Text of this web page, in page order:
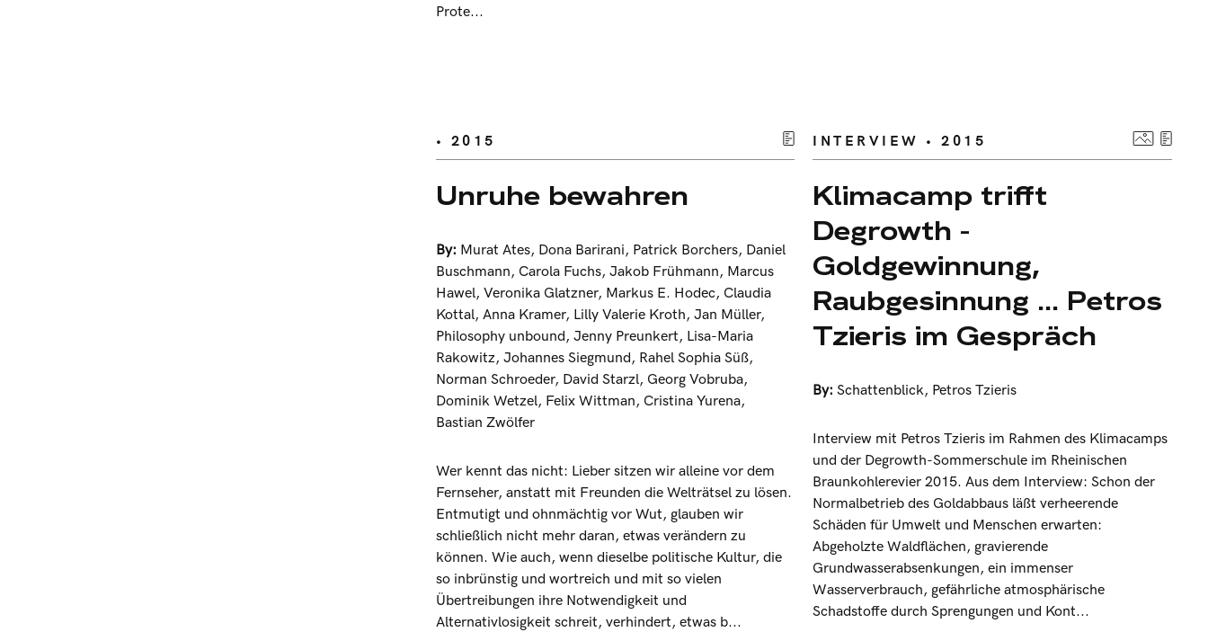
Prote...
• 2015
Unruhe bewahren
By: Murat Ates, Dona Barirani, Patrick Borchers, Daniel
Buschmann, Carola Fuchs, Jakob Frühmann, Marcus
Hawel, Veronika Glatzner, Markus E. Hodec, Claudia
Kottal, Anna Kramer, Lilly Valerie Kroth, Jan Müller,
Philosophy unbound, Jenny Preunkert, Lisa-Maria
Rakowitz, Johannes Siegmund, Rahel Sophia Süß,
Norman Schroeder, David Starzl, Georg Vobruba,
Dominik Wetzel, Felix Wittman, Cristina Yurena,
Bastian Zwölfer
Wer kennt das nicht: Lieber sitzen wir alleine vor dem
Fernseher, anstatt mit Freunden die Welträtsel zu lösen.
Entmutigt und ohnmächtig vor Wut, glauben wir
schließlich nicht mehr daran, etwas verändern zu
können. Wie auch, wenn dieselbe politische Kultur, die
so inbrünstig und wortreich und mit so vielen
Übertreibungen ihre Notwendigkeit und
Alternativlosigkeit schreit, verhindert, etwas b...
INTERVIEW • 2015
Klimacamp trifft
Degrowth -
Goldgewinnung,
Raubgesinnung ... Petros
Tzieris im Gespräch
By:Schattenblick, Petros Tzieris
Interview mit Petros Tzieris im Rahmen des Klimacamps
und der Degrowth-Sommerschule im Rheinischen
Braunkohlerevier 2015. Aus dem Interview: Schon der
Normalbetrieb des Goldabbaus läßt verheerende
Schäden für Umwelt und Menschen erwarten:
Abgeholzte Waldflächen, gravierende
Grundwasserabsenkungen, ein immenser
Wasserverbrauch, gefährliche atmosphärische
Schadstoffe durch Sprengungen und Kont...